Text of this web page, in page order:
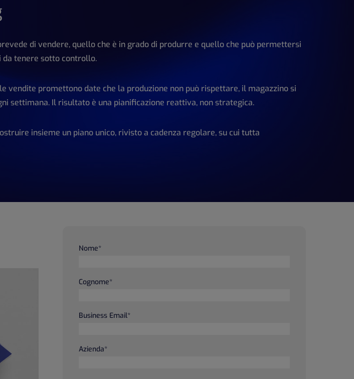
di vendere, quello che è in grado di produrre e quello che può permettersi
da tenere sotto controllo.
vendite promettono date che la produzione non può rispettare, il magazzino si
settimana. Il risultato è una pianificazione reattiva, non strategica.
insieme un piano unico, rivisto a cadenza regolare, su cui tutta
Nome*
Cognome*
Business Email*
Azienda*